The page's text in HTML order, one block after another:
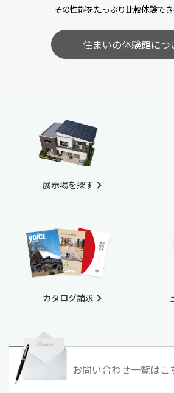
その性能をたっぷり比較体験でき
住まいの体験館につ
展示場を探す
カタログ請求
お問い合わせ一覧はこ